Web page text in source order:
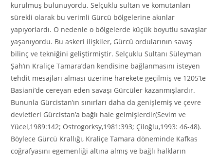
kurulmuş bulunuyordu. Selçuklu sultan ve komutanları
sürekli olarak bu verimli Gürcü bölgelerine akınlar
yapıyorlardı. O nedenle o bölgelerde küçük boyutlu savaşlar
yaşanıyordu. Bu askeri ilişkiler, Gürcü ordularının savaş
bilinç ve tekniğini geliştirmiştir. Selçuklu Sultanı Süleyman
Şah’ın Kraliçe Tamara’dan kendisine bağlanmasını isteyen
tehdit mesajları alması üzerine harekete geçilmiş ve 1205’te
Basiani’de cereyan eden savaşı Gürcüler kazanmışlardır.
Bununla Gürcistan’ın sınırları daha da genişlemiş ve çevre
devletleri Gürcistan’a bağlı hale gelmişlerdir(Sevim ve
Yücel,1989:142; Ostrogorksy,1981:393; Çiloğlu,1993: 46-48).
Böylece Gürcü Krallığı, Kraliçe Tamara döneminde Kafkas
coğrafyasını egemenliği altına almış ve bağlı halkların